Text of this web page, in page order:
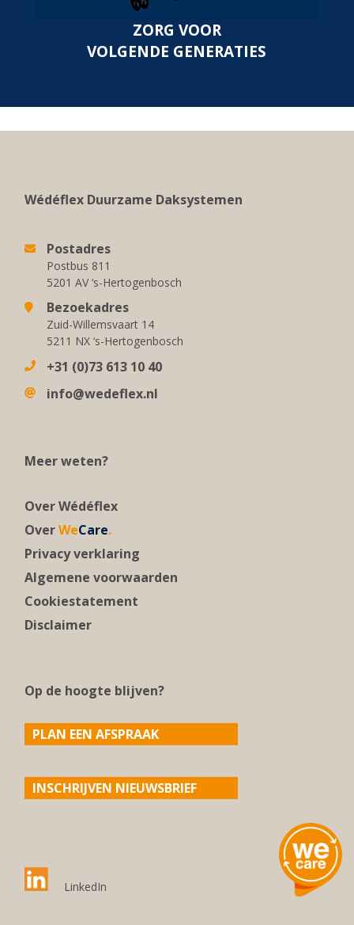
ZORG VOOR
VOLGENDE GENERATIES
Wédéflex Duurzame Daksystemen
Postadres
Postbus 811
5201 AV ‘s-Hertogenbosch
Bezoekadres
Zuid-Willemsvaart 14
5211 NX ‘s-Hertogenbosch
+31 (0)73 613 10 40
info@wedeflex.nl
Meer weten?
Over Wédéflex
OverWeCare.
Privacy verklaring
Algemene voorwaarden
Cookiestatement
Disclaimer
Op de hoogte blijven?
PLAN EEN AFSPRAAK
INSCHRIJVEN NIEUWSBRIEF
LinkedIn